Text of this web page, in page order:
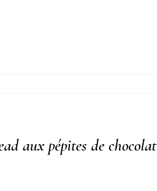
aux pépites de chocolat